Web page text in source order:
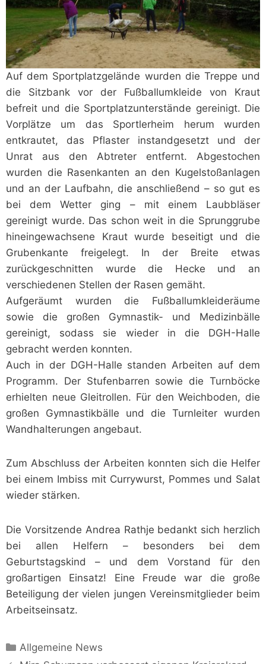
Auf dem Sportplatzgelände wurden die Treppe und
die Sitzbank vor der Fußballumkleide von Kraut
befreit und die Sportplatzunterstände gereinigt. Die
Vorplätze um das Sportlerheim herum wurden
entkrautet, das Pflaster instandgesetzt und der
Unrat aus den Abtreter entfernt. Abgestochen
wurden die Rasenkanten an den Kugelstoßanlagen
und an der Laufbahn, die anschließend – so gut es
bei dem Wetter ging – mit einem Laubbläser
gereinigt wurde. Das schon weit in die Sprunggrube
hineingewachsene Kraut wurde beseitigt und die
Grubenkante freigelegt. In der Breite etwas
zurückgeschnitten wurde die Hecke und an
verschiedenen Stellen der Rasen gemäht.
Aufgeräumt wurden die Fußballumkleideräume
sowie die großen Gymnastik- und Medizinbälle
gereinigt, sodass sie wieder in die DGH-Halle
gebracht werden konnten.
Auch in der DGH-Halle standen Arbeiten auf dem
Programm. Der Stufenbarren sowie die Turnböcke
erhielten neue Gleitrollen. Für den Weichboden, die
großen Gymnastikbälle und die Turnleiter wurden
Wandhalterungen angebaut.
Zum Abschluss der Arbeiten konnten sich die Helfer
bei einem Imbiss mit Currywurst, Pommes und Salat
wieder stärken.
Die Vorsitzende Andrea Rathje bedankt sich herzlich
bei allen Helfern – besonders bei dem
Geburtstagskind – und dem Vorstand für den
großartigen Einsatz! Eine Freude war die große
Beteiligung der vielen jungen Vereinsmitglieder beim
Arbeitseinsatz.
Kategorien
Allgemeine News